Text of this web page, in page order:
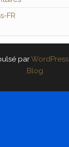
FR
parWordPress
Blog